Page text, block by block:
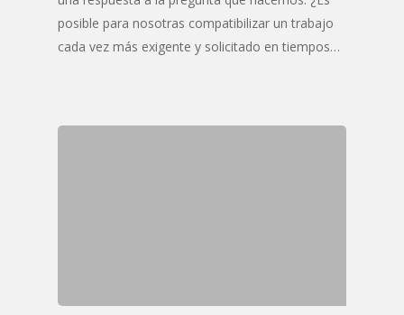
posible para nosotras compatibilizar un trabajo
cada vez más exigente y solicitado en tiempos…